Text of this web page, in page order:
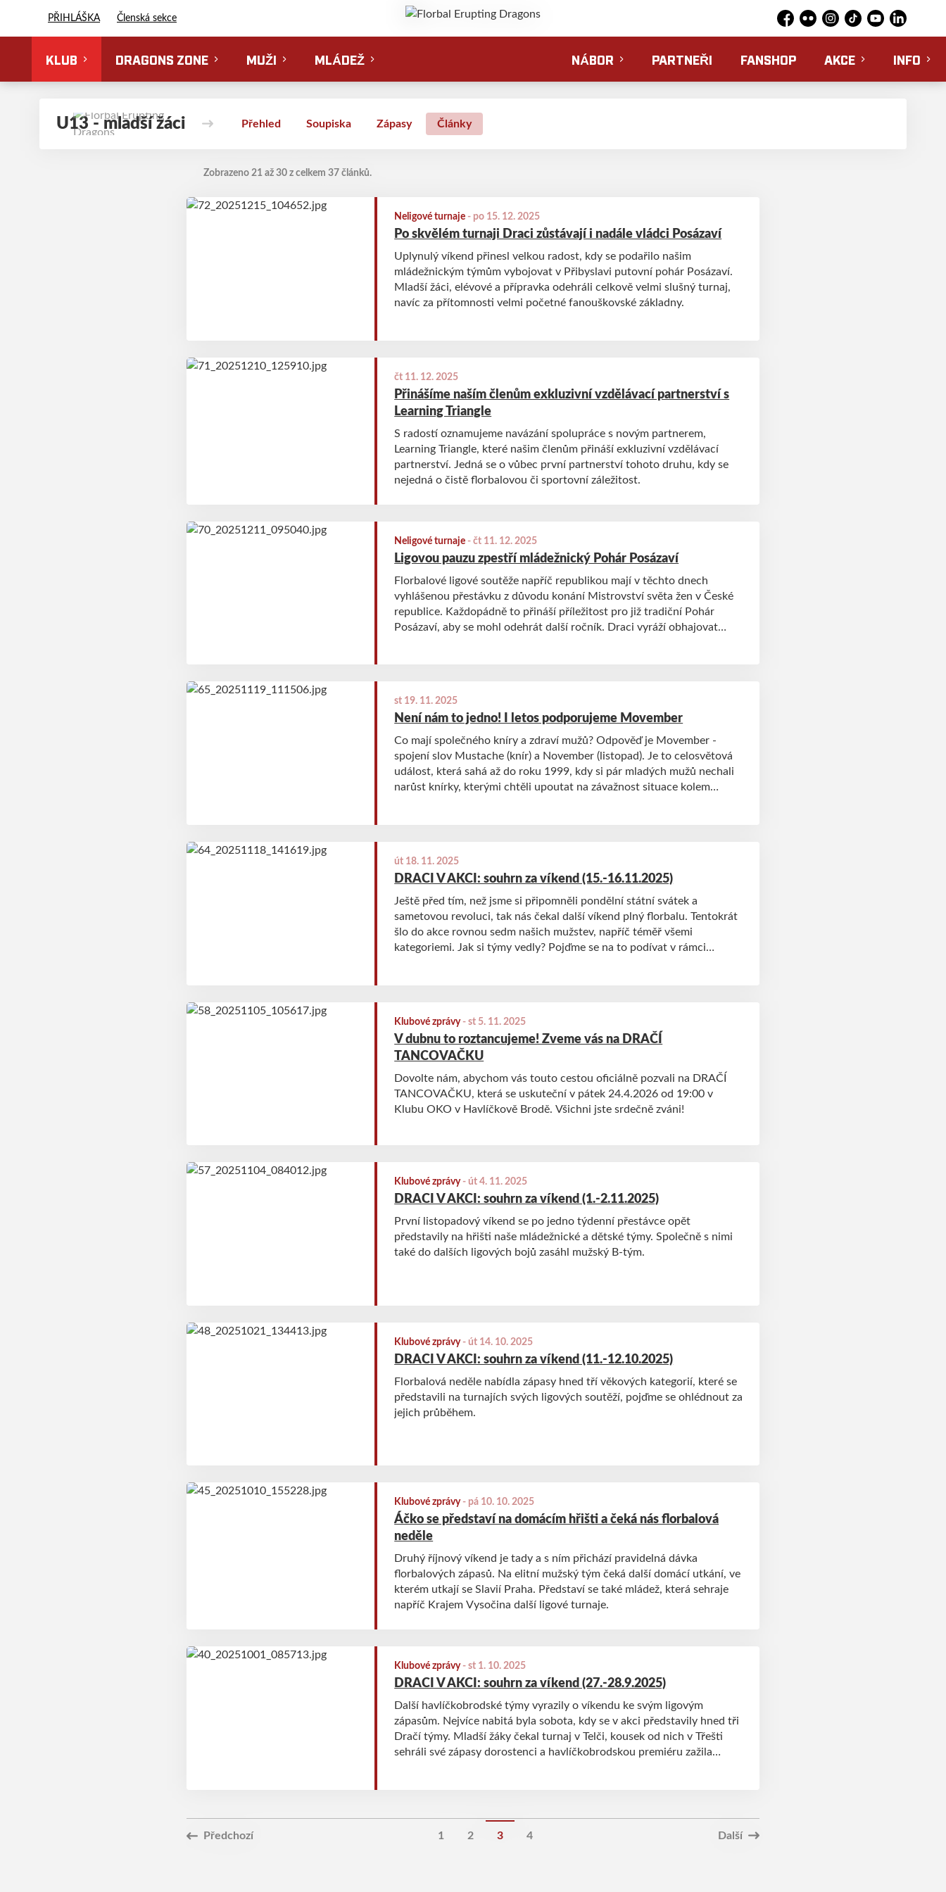
PŘIHLÁŠKA Členská sekce
Facebook
Flickr Instagram
TikTokYouTubeLinkedIn
KLUB DRAGONS ZONE MUŽI MLÁDEŽ NÁBOR PARTNEŘI FANSHOP AKCE INFO
U13 - mladší žáci Přehled Soupiska Zápasy Články
Zobrazeno 21 až 30 z celkem 37 článků.
Neligové turnaje - po 15. 12. 2025
Po skvělém turnaji Draci zůstávají i nadále vládci Posázaví
Uplynulý víkend přinesl velkou radost, kdy se podařilo našim
mládežnickým týmům vybojovat v Přibyslavi putovní pohár Posázaví.
Mladší žáci, elévové a přípravka odehráli celkově velmi slušný turnaj,
navíc za přítomnosti velmi početné fanouškovské základny.
čt 11. 12. 2025
Přinášíme naším členům exkluzivní vzdělávací partnerství s
Learning Triangle
S radostí oznamujeme navázání spolupráce s novým partnerem,
Learning Triangle, které našim členům přináší exkluzivní vzdělávací
partnerství. Jedná se o vůbec první partnerství tohoto druhu, kdy se
nejedná o čistě florbalovou či sportovní záležitost.
Neligové turnaje -čt 11. 12. 2025
Ligovou pauzu zpestří mládežnický Pohár Posázaví
Florbalové ligové soutěže napříč republikou mají v těchto dnech
vyhlášenou přestávku z důvodu konání Mistrovství světa žen v České
republice. Každopádně to přináší příležitost pro již tradiční Pohár
Posázaví, aby se mohl odehrát další ročník. Draci vyráží obhajovat
st 19. 11. 2025
Není nám to jedno! I letos podporujeme Movember
Co mají společného kníry a zdraví mužů? Odpověď je Movember -
spojení slov Mustache (knír) a November (listopad). Je to celosvětová
událost, která sahá až do roku 1999, kdy si pár mladých mužů nechali
narůst knírky, kterými chtěli upoutat na závažnost situace kolem
kampaně Movember!
út 18. 11. 2025
DRACI V AKCI: souhrn za víkend (15.-16.11.2025)
Ještě před tím, než jsme si připomněli pondělní státní svátek a
sametovou revoluci, tak nás čekal další víkend plný florbalu. Tentokrát
šlo do akce rovnou sedm našich mužstev, napříč téměř všemi
kategoriemi. Jak si týmy vedly? Pojďme se na to podívat v rámci
Klubové zprávy-st 5. 11. 2025
V dubnu to roztancujeme! Zveme vás na DRAČÍ
TANCOVAČKU
Dovolte nám, abychom vás touto cestou oficiálně pozvali na DRAČÍ
TANCOVAČKU, která se uskuteční v pátek 24.4.2026 od 19:00 v
Klubu OKO v Havlíčkově Brodě. Všichni jste srdečně zváni!
Klubové zprávy-út 4. 11. 2025
DRACI V AKCI: souhrn za víkend (1.-2.11.2025)
První listopadový víkend se po jedno týdenní přestávce opět
představily na hřišti naše mládežnické a dětské týmy. Společně s nimi
také do dalších ligových bojů zasáhl mužský B-tým.
Klubové zprávy-út 14. 10. 2025
DRACI V AKCI: souhrn za víkend (11.-12.10.2025)
Florbalová neděle nabídla zápasy hned tří věkových kategorií, které se
představili na turnajích svých ligových soutěží, pojďme se ohlédnout za
jejich průběhem.
Klubové zprávy- pá 10. 10. 2025
Áčko se představí na domácím hřišti a čeká nás florbalová
neděle
Druhý říjnový víkend je tady a s ním přichází pravidelná dávka
florbalových zápasů. Na elitní mužský tým čeká další domácí utkání, ve
kterém utkají se Slavií Praha. Představí se také mládež, která sehraje
napříč Krajem Vysočina další ligové turnaje.
Klubové zprávy-st 1. 10. 2025
DRACI V AKCI: souhrn za víkend (27.-28.9.2025)
Další havlíčkobrodské týmy vyrazily o víkendu ke svým ligovým
zápasům. Nejvíce nabitá byla sobota, kdy se v akci představily hned tři
Dračí týmy. Mladší žáky čekal turnaj v Telči, kousek od nich v Třešti
sehráli své zápasy dorostenci a havlíčkobrodskou premiéru zažila
Předchozí 1 2 3 4 Další